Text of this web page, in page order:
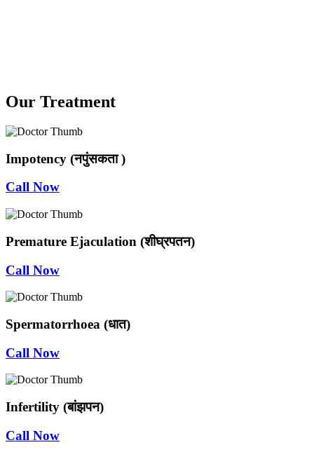
Our Treatment
Impotency (नपुंसकता )
Call Now
Premature Ejaculation (शीघ्रपतन)
Call Now
Spermatorrhoea (धात)
Call Now
Infertility (बांझपन)
Call Now